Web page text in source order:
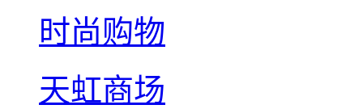
时尚购物
天虹商场